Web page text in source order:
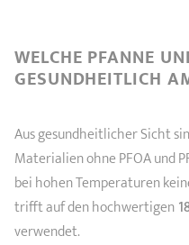
WELCHE PFANNE
GESUNDHEITLICH
Aus gesundheitlicher Sicht
Materialien ohne PFOA und
bei hohen Temperaturen
trifft auf den hochwertigen
verwendet.